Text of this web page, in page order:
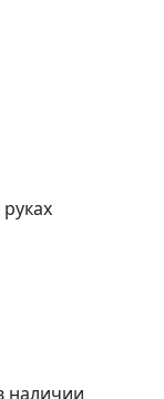
наличии